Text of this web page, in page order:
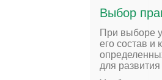
Выбор
При выборе
его состав и
для